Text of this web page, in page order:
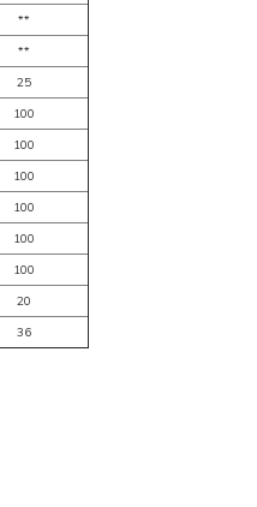
**
**
25
100
100
100
100
100
100
20
36